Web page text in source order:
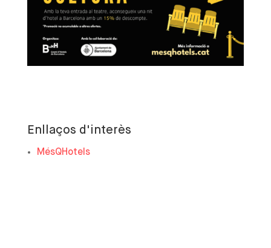
Enllaços d'interès
MésQHotels